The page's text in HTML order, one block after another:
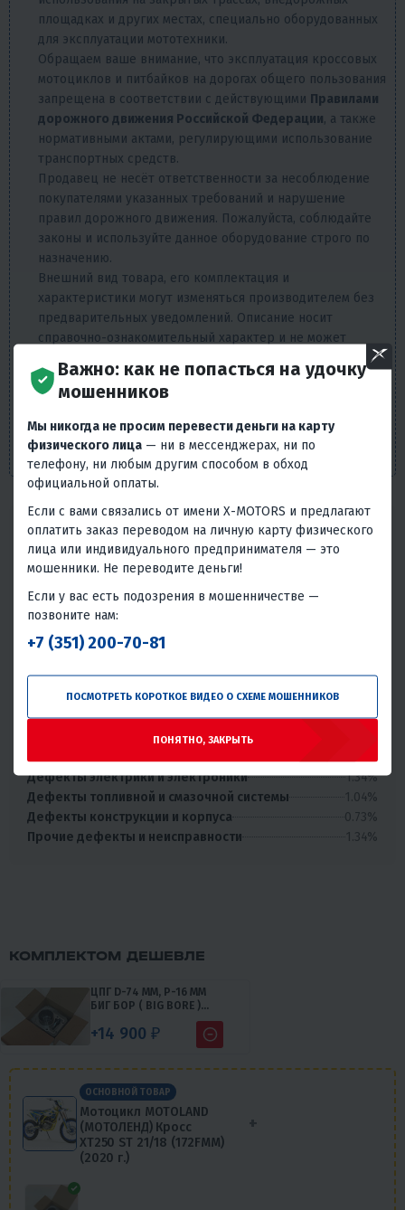
площадках и других местах, специально оборудованных
для эксплуатации мототехники.
Обращаем ваше внимание, что эксплуатация кроссовых
мотоциклов и питбайков на дорогах общего пользования
запрещена в соответствии с действующими Правилами
дорожного движения Российской Федерации, а также
нормативными актами, регулирующими использование
транспортных средств.
Продавец не несёт ответственности за несоблюдение
покупателями указанных требований и нарушение
правил дорожного движения. Пожалуйста, соблюдайте
законы и используйте данное оборудование строго по
назначению.
Внешний вид товара, его комплектация и
характеристики могут изменяться производителем без
предварительных уведомлений. Описание носит
справочно-ознакомительный характер и не может
служить основанием для претензий. Вся представленная
на сайте информация, касающаяся технических
характеристик, наличия на складе, стоимости товаров,
условиях не является публичной офертой, определяемой
положениями п. 2 ст. 437 Гражданского кодекса РФ.
Надёжность товара
Статистика основана на количестве общего числа
покупателей и количестве обращений в сервис с этим
товаром.
Без проблем
93.9%
Дефекты двигателя или трансмиссии
1.65%
Дефекты электрики и электроники
1.34%
Дефекты топливной и смазочной системы
1.04%
Дефекты конструкции и корпуса
0.73%
Прочие дефекты и неисправности
1.34%
КОМПЛЕКТОМ ДЕШЕВЛЕ
ЦПГ D-74 ММ, P-16 ММ
БИГ БОР ( BIG BORE )
ДЛЯ ZONGSHEN 172FMM
CB250-F 250CC ДО 300CC
+14 900 ₽
ОСНОВНОЙ ТОВАР
Мотоцикл MOTOLAND
(МОТОЛЕНД) Кросс
XT250 ST 21/18 (172FMM)
(2020 г.)
+
Важно: как не попасться на удочку
мошенников
Мы никогда не просим перевести деньги на карту
физического лица — ни в мессенджерах, ни по
телефону, ни любым другим способом в обход
официальной оплаты.
Если с вами связались от имени X-MOTORS и предлагают
оплатить заказ переводом на личную карту физического
лица или индивидуального предпринимателя — это
мошенники. Не переводите деньги!
Если у вас есть подозрения в мошенничестве —
позвоните нам:
+7 (351) 200-70-81
ПОСМОТРЕТЬ КОРОТКОЕ ВИДЕО О СХЕМЕ МОШЕННИКОВ
ПОНЯТНО, ЗАКРЫТЬ